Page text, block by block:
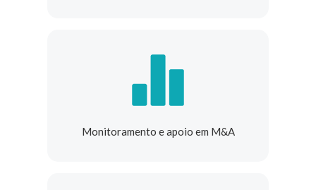
Monitoramento e apoio em M&A